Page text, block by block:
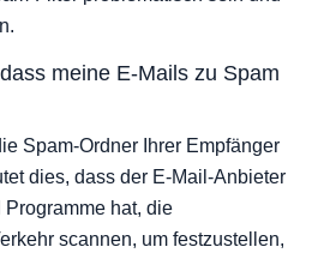
meine E-Mails zu Spam
Spam-Ordner Ihrer Empfänger
dies, dass der E-Mail-Anbieter
hat, die
scannen, um festzustellen,